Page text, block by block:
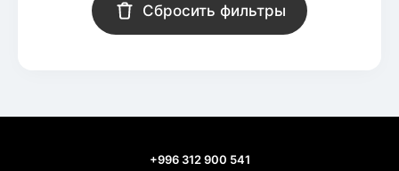
Сбросить фильтры
+996 312 900 541